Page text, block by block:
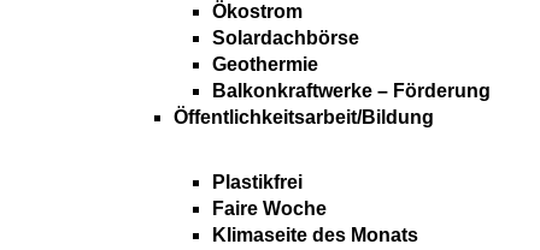
Ökostrom
Solardachbörse
Geothermie
Balkonkraftwerke – Förderung
Öffentlichkeitsarbeit/Bildung
Plastikfrei
Faire Woche
Klimaseite des Monats